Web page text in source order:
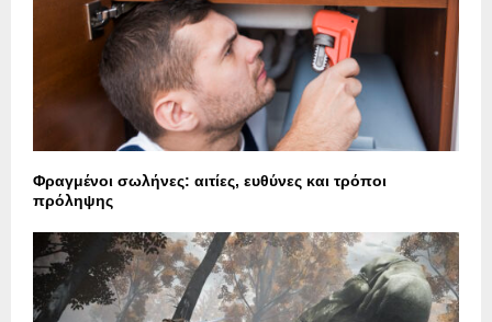
Φραγμένοι σωλήνες: αιτίες, ευθύνες και τρόποι
πρόληψης